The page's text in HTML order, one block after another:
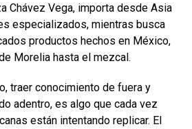
Chávez Vega, importa desde Asia
especializados, mientras busca
productos hechos en México,
Morelia hasta el mezcal.
traer conocimiento de fuera y
adentro, es algo que cada vez
están intentando replicar. El